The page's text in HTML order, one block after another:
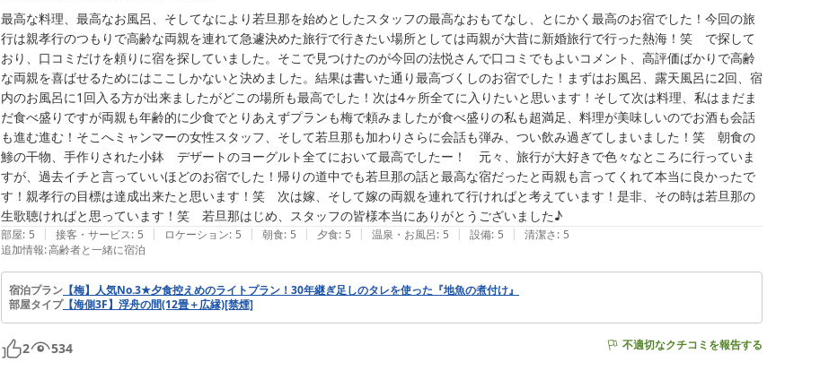
熱海温泉 法悦
2026-05-02
最高な料理、最高なお風呂、そしてなにより若旦那を始めとしたスタッフの最高なおもてなし、とにかく最高のお宿でした！今回の旅
行は親孝行のつもりで高齢な両親を連れて急遽決めた旅行で行きたい場所としては両親が大昔に新婚旅行で行った熱海！笑　で探して
おり、口コミだけを頼りに宿を探していました。そこで見つけたのが今回の法悦さんで口コミでもよいコメント、高評価ばかりで高齢
な両親を喜ばせるためにはここしかないと決めました。結果は書いた通り最高づくしのお宿でした！まずはお風呂、露天風呂に2回、宿
内のお風呂に1回入る方が出来ましたがどこの場所も最高でした！次は4ヶ所全てに入りたいと思います！そして次は料理、私はまだま
だ食べ盛りですが両親も年齢的に少食でとりあえずプランも梅で頼みましたが食べ盛りの私も超満足、料理が美味しいのでお酒も会話
も進む進む！そこへミャンマーの女性スタッフ、そして若旦那も加わりさらに会話も弾み、つい飲み過ぎてしまいました！笑　朝食の
鯵の干物、手作りされた小鉢　デザートのヨーグルト全てにおいて最高でしたー！　元々、旅行が大好きで色々なところに行っていま
すが、過去イチと言っていいほどのお宿でした！帰りの道中でも若旦那の話と最高な宿だったと両親も言ってくれて本当に良かったで
す！親孝行の目標は達成出来たと思います！笑　次は嫁、そして嫁の両親を連れて行ければと考えています！是非、その時は若旦那の
生歌聴ければと思っています！笑　若旦那はじめ、スタッフの皆様本当にありがとうございました♪
部屋: 5 | 接客・サービス: 5 | ロケーション: 5 | 朝食: 5 | 夕食: 5 | 温泉・お風呂: 5 | 設備: 5 | 清潔さ: 5
追加情報:高齢者と一緒に宿泊
宿泊プラン 【梅】人気No.3★夕食控えめのライトプラン！30年継ぎ足しのタレを使った『地魚の煮付け』
部屋タイプ【海側3F】浮舟の間(12畳＋広縁)[禁煙]
2 534 不適切なクチコミを報告する